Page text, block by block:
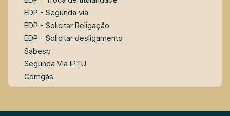
EDP - Segunda via
EDP - Solicitar Religação
EDP - Solicitar desligamento
Sabesp
Segunda Via IPTU
Comgás